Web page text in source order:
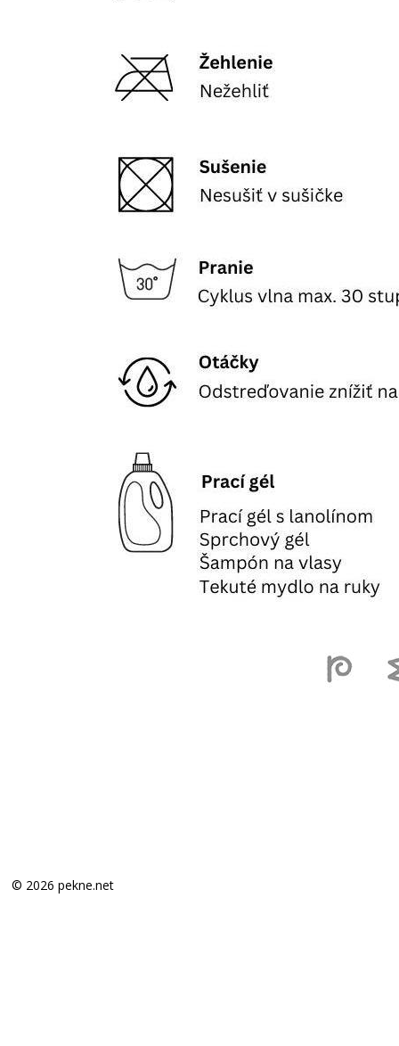
© 2026 pekne.net